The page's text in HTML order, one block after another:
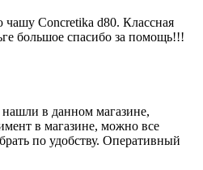
Concretika d80. Классная
большое спасибо за помощь!!!
в данном магазине,
в магазине, можно все
по удобству. Оперативный